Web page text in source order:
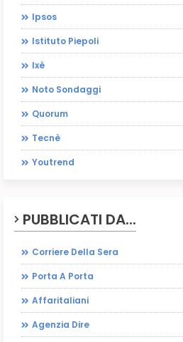
Ipsos
Istituto Piepoli
Ixè
Noto Sondaggi
Quorum
Tecnè
Youtrend
PUBBLICATI DA...
Corriere Della Sera
Porta A Porta
Affaritaliani
Agenzia Dire